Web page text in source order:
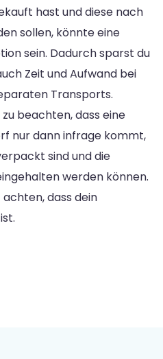
hast und diese nach
sollen, könnte eine
sein. Dadurch sparst du
Zeit und Aufwand bei
Transports.
beachten, dass eine
nur dann infrage kommt,
sind und die
werden können.
dass dein